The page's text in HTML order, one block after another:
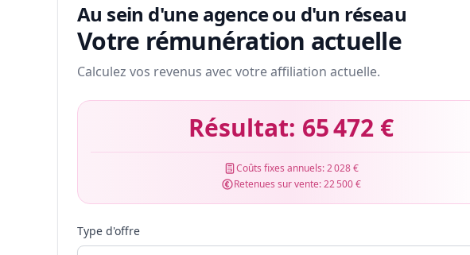
Au sein d'une agence ou d'un réseau
Votre rémunération actuelle
Calculez vos revenus avec votre affiliation actuelle.
Résultat: 65 472 €
Coûts fixes annuels:2 028 €
Retenues sur vente:22 500 €
Type d'offre